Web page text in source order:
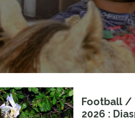
nos
Football /
2026 :